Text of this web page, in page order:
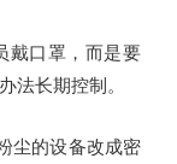
戴口罩，而是要
法长期控制。
尘的设备改成密